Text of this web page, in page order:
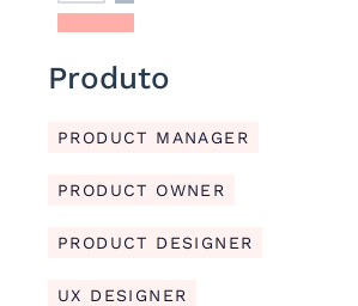
Produto
PRODUCT MANAGER
PRODUCT OWNER
PRODUCT DESIGNER
UX DESIGNER